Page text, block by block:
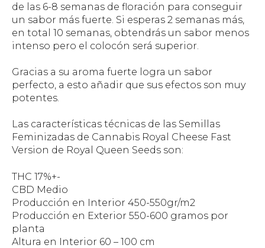
de las 6-8 semanas de floración para conseguir
un sabor más fuerte. Si esperas 2 semanas más,
en total 10 semanas, obtendrás un sabor menos
intenso pero el colocón será superior.
Gracias a su aroma fuerte logra un sabor
perfecto, a esto añadir que sus efectos son muy
potentes.
Las características técnicas de las Semillas
Feminizadas de Cannabis Royal Cheese Fast
Version de Royal Queen Seeds son:
THC 17%+-
CBD Medio
Producción en Interior 450-550gr/m2
Producción en Exterior 550-600 gramos por
planta
Altura en Interior 60 – 100 cm